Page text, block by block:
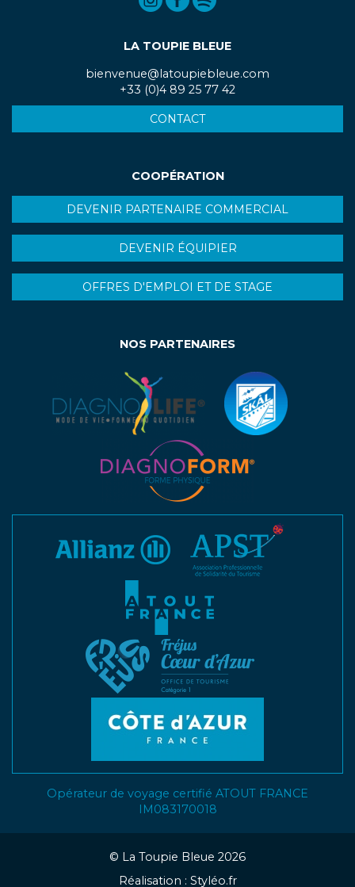
LA TOUPIE BLEUE
bienvenue@latoupiebleue.com
+33 (0)4 89 25 77 42
CONTACT
COOPÉRATION
DEVENIR PARTENAIRE COMMERCIAL
DEVENIR ÉQUIPIER
OFFRES D'EMPLOI ET DE STAGE
NOS PARTENAIRES
Opérateur de voyage certifié ATOUT FRANCE
IM083170018
© La Toupie Bleue 2026
Réalisation : Styléo.fr